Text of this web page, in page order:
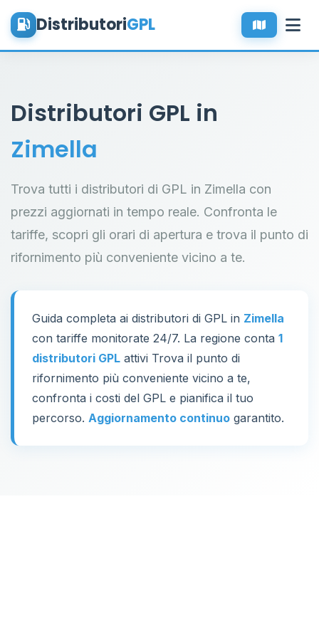
DistributoriGPL
Distributori GPL in
Zimella
Trova tutti i distributori di GPL in Zimella con
prezzi aggiornati in tempo reale. Confronta le
tariffe, scopri gli orari di apertura e trova il punto di
rifornimento più conveniente vicino a te.
Guida completa ai distributori di GPL in Zimella
con tariffe monitorate 24/7. La regione conta 1
distributori GPL attivi Trova il punto di
rifornimento più conveniente vicino a te,
confronta i costi del GPL e pianifica il tuo
percorso. Aggiornamento continuo garantito.